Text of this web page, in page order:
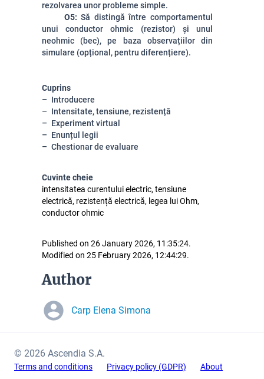
rezolvarea unor probleme simple.
O5: Să distingă între comportamentul
unui conductor ohmic (rezistor) și unul
neohmic (bec), pe baza observațiilor din
simulare (opțional, pentru diferențiere).
Cuprins
Introducere
Intensitate, tensiune, rezistență
Experiment virtual
Enunțul legii
Chestionar de evaluare
Cuvinte cheie
intensitatea curentului electric, tensiune
electrică, rezistență electrică, legea lui Ohm,
conductor ohmic
Published on 26 January 2026, 11:35:24.
Modified on 25 February 2026, 12:44:29.
Author
Carp Elena Simona
© 2026 Ascendia S.A.
Terms and conditions Privacy policy (GDPR) About